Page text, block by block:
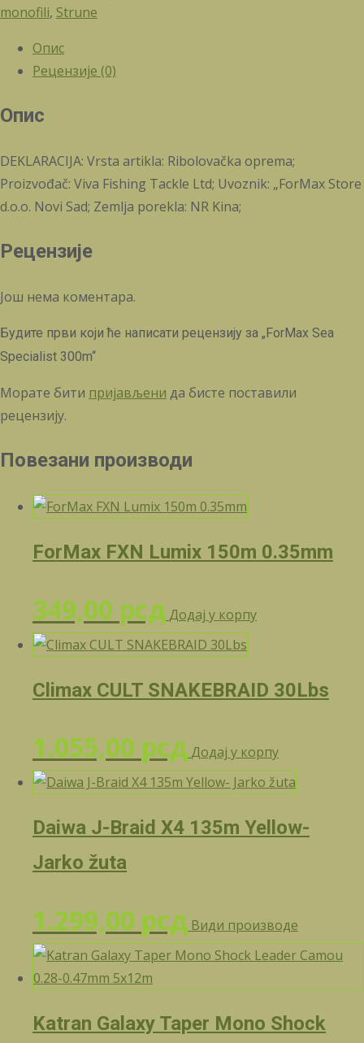
monofili, Strune
Опис
Рецензије (0)
Опис
DEKLARACIJA: Vrsta artikla: Ribolovačka oprema;
Proizvođač: Viva Fishing Tackle Ltd; Uvoznik: „ForMax Store
d.o.o. Novi Sad; Zemlja porekla: NR Kina;
Рецензије
Још нема коментара.
Будите први који ће написати рецензију за „ForMax Sea
Specialist 300m“
Морате бити пријављени да бисте поставили
рецензију.
Повезани производи
ForMax FXN Lumix 150m 0.35mm
349,00 рсд Додај у корпу
Climax CULT SNAKEBRAID 30Lbs
1.055,00 рсд Додај у корпу
Daiwa J-Braid X4 135m Yellow-
Jarko žuta
1.299,00 рсд Види производе
Katran Galaxy Taper Mono Shock